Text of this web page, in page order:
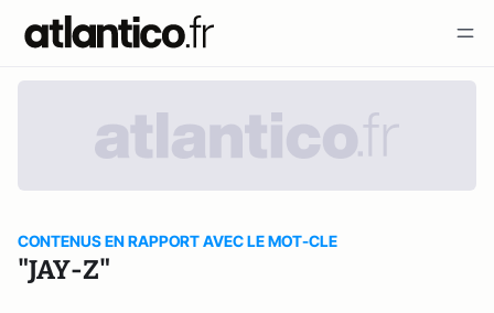
CONTENUS EN RAPPORT AVEC LE MOT-CLE
"JAY-Z"